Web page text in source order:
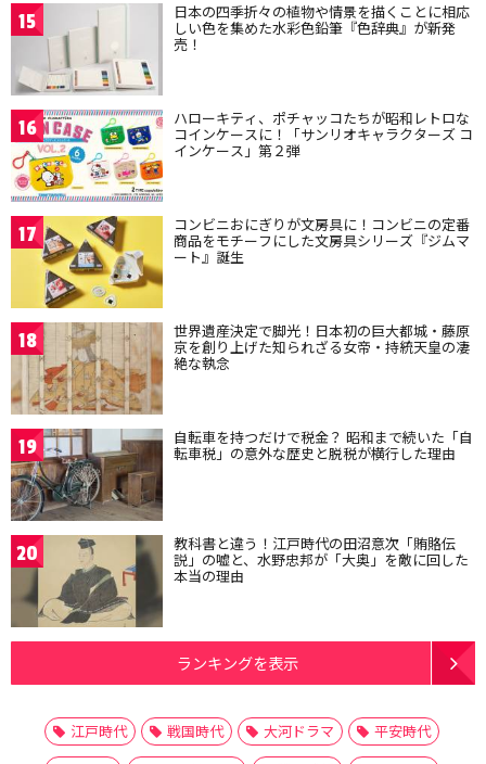
15 日本の四季折々の植物や情景を描くことに相応
しい色を集めた水彩色鉛筆『色辞典』が新発
売！
16 ハローキティ、ポチャッコたちが昭和レトロな
コインケースに！「サンリオキャラクターズ コ
インケース」第２弾
17 コンビニおにぎりが文房具に！コンビニの定番
商品をモチーフにした文房具シリーズ『ジムマ
ート』誕生
18 世界遺産決定で脚光！日本初の巨大都城・藤原
京を創り上げた知られざる女帝・持統天皇の凄
絶な執念
19 自転車を持つだけで税金？ 昭和まで続いた「自
転車税」の意外な歴史と脱税が横行した理由
20 教科書と違う！江戸時代の田沼意次「賄賂伝
説」の嘘と、水野忠邦が「大奥」を敵に回した
本当の理由
ランキングを表示
江戸時代 戦国時代 大河ドラマ
平安時代